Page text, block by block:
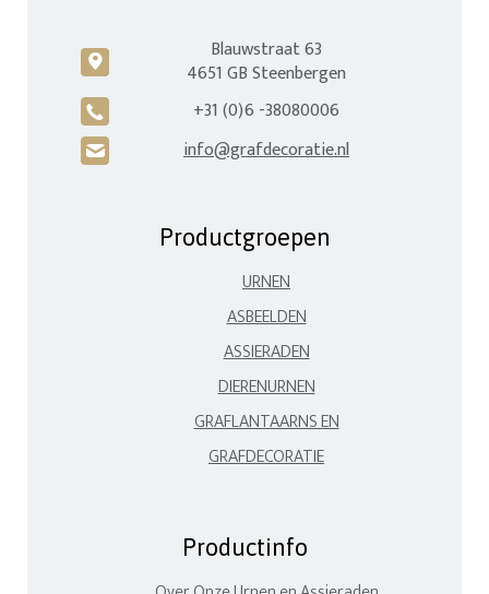
c
Blauwstraat 63
4651 GB Steenbergen
A +31 (0)6 -38080006
H info@grafdecoratie.nl
Productgroepen
URNEN
ASBEELDEN
ASSIERADEN
DIERENURNEN
GRAFLANTAARNS EN
GRAFDECORATIE
Productinfo